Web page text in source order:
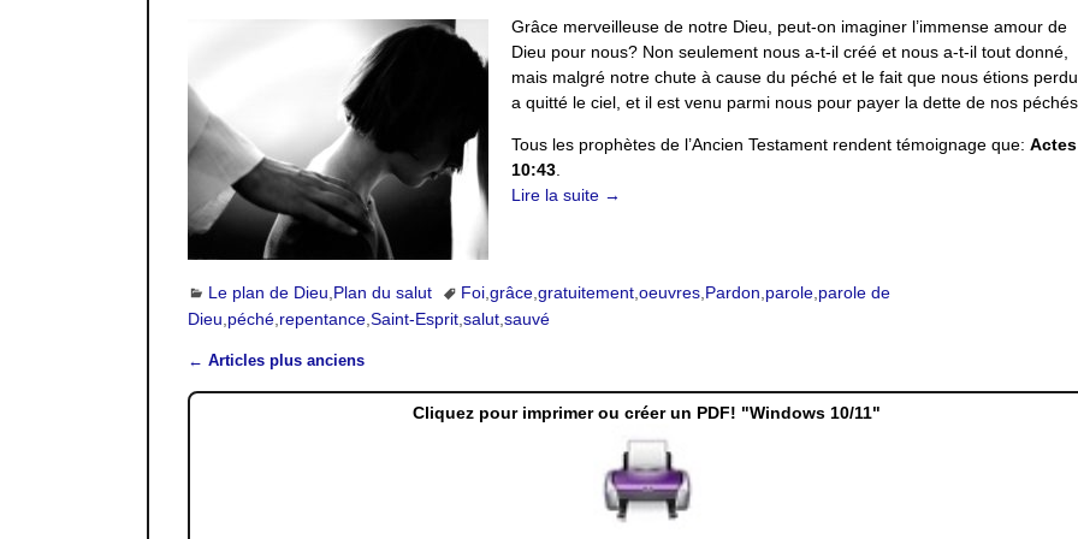
Grâce merveilleuse de notre Dieu, peut-on imaginer l’immense amour de
Dieu pour nous? Non seulement nous a-t-il créé et nous a-t-il tout donné,
mais malgré notre chute à cause du péché et le fait que nous étions
a quitté le ciel, et il est venu parmi nous pour payer la dette de nos péchés.
Tous les prophètes de l’Ancien Testament rendent témoignage que: Actes
10:43.
Lire la suite →
Le plan de Dieu Plan du salut Foi, grâce, gratuitement, oeuvres, Pardon parole, parole de
Dieu péché, repentance, Saint-Esprit, salut, sauvé
← Articles plus anciens
Cliquez pour imprimer ou créer un PDF! "Windows 10/11"